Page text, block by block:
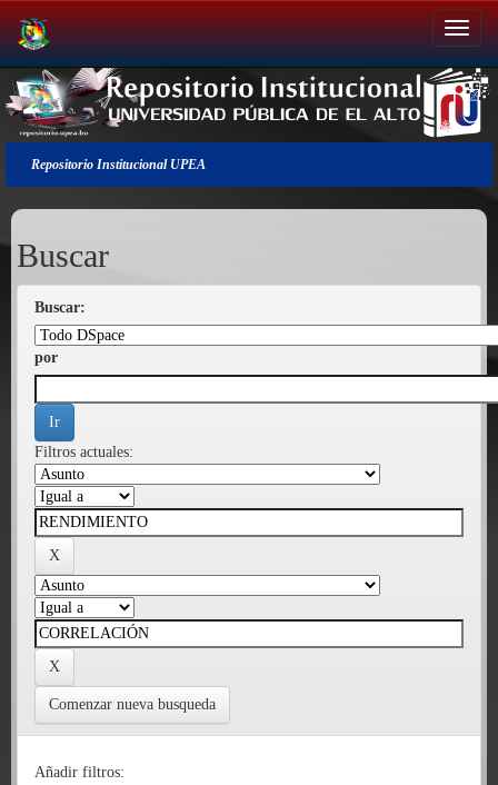
Salir
de
la
navegación
Repositorio Institucional UPEA
Buscar
Buscar:
por
Filtros actuales:
Comenzar nueva busqueda
Añadir filtros: